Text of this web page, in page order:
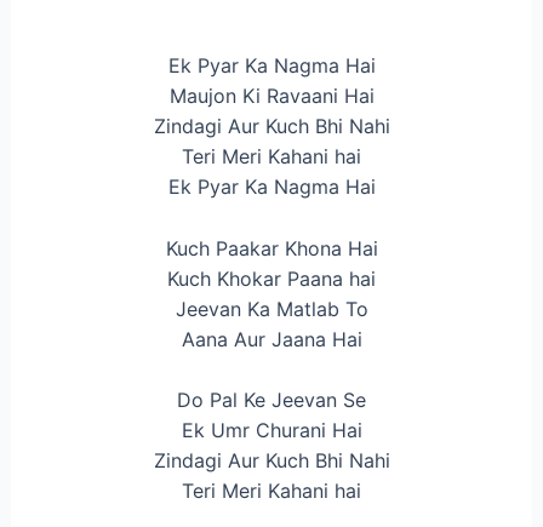
Ek Pyar Ka Nagma Hai
Maujon Ki Ravaani Hai
Zindagi Aur Kuch Bhi Nahi
Teri Meri Kahani hai
Ek Pyar Ka Nagma Hai
Kuch Paakar Khona Hai
Kuch Khokar Paana hai
Jeevan Ka Matlab To
Aana Aur Jaana Hai
Do Pal Ke Jeevan Se
Ek Umr Churani Hai
Zindagi Aur Kuch Bhi Nahi
Teri Meri Kahani hai